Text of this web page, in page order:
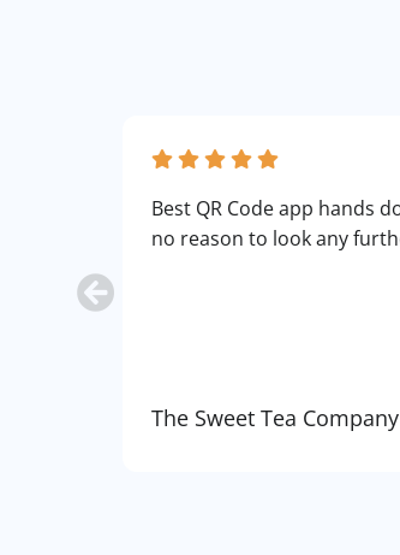
Best QR Code app hands
no reason to look any
The Sweet Tea Company